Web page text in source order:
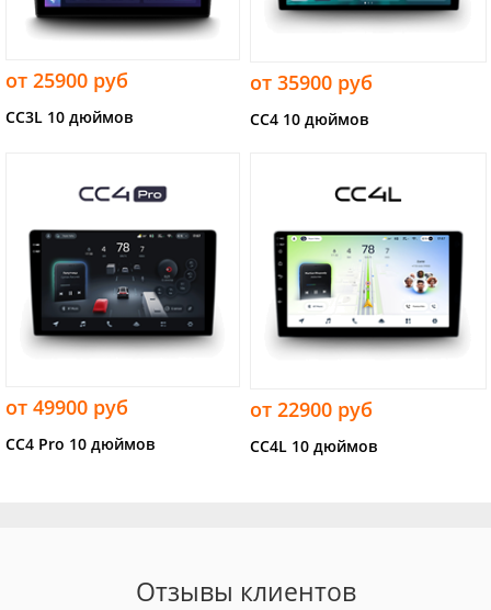
от 25900 руб
CC3L 10 дюймов
от 35900 руб
CC4 10 дюймов
от 49900 руб
CC4 Pro 10 дюймов
от 22900 руб
CC4L 10 дюймов
Отзывы клиентов